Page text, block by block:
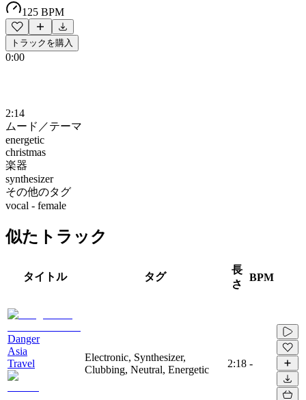
125 BPM
トラックを購入
0:00
2:14
ムード／テーマ
energetic
christmas
楽器
synthesizer
その他のタグ
vocal - female
似たトラック
タイトル タグ
長
さ
BPM
Danger
Asia
Travel
Electronic, Synthesizer,
Clubbing, Neutral, Energetic
2:18 -